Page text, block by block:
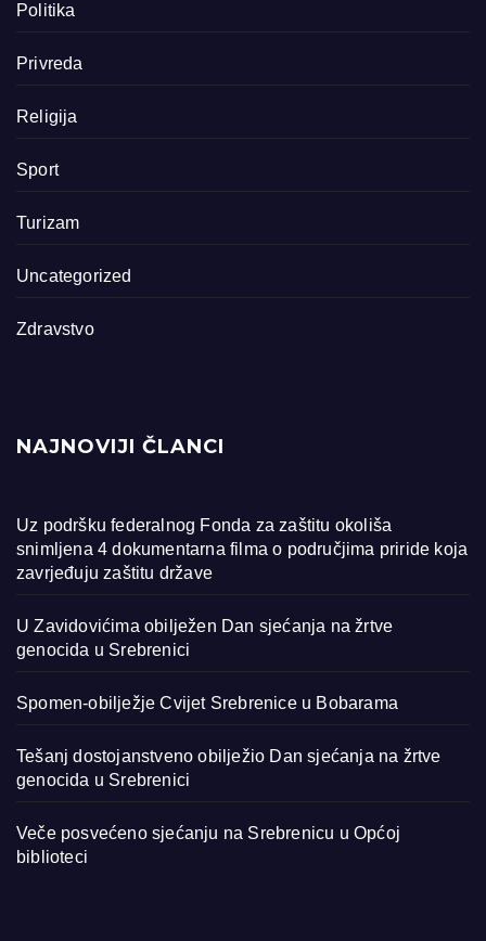
Politika
Privreda
Religija
Sport
Turizam
Uncategorized
Zdravstvo
NAJNOVIJI ČLANCI
Uz podršku federalnog Fonda za zaštitu okoliša
snimljena 4 dokumentarna filma o područjima priride koja
zavrjeđuju zaštitu države
U Zavidovićima obilježen Dan sjećanja na žrtve
genocida u Srebrenici
Spomen-obilježje Cvijet Srebrenice u Bobarama
Tešanj dostojanstveno obilježio Dan sjećanja na žrtve
genocida u Srebrenici
Veče posvećeno sjećanju na Srebrenicu u Općoj
biblioteci